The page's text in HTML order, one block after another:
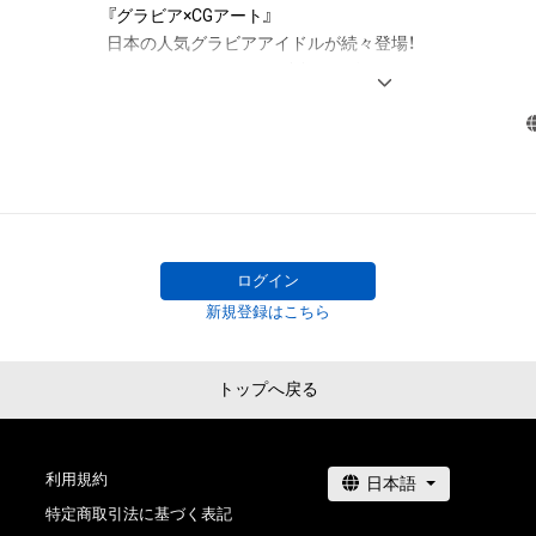
の法的責任も負わないものとします。
【このアイテムに関するお問い合わせ先】
『グラビア×CGアート』
日本の人気グラビアアイドルが続々登場！
ログイン
新規登録はこちら
トップへ戻る
利用規約
特定商取引法に基づく表記